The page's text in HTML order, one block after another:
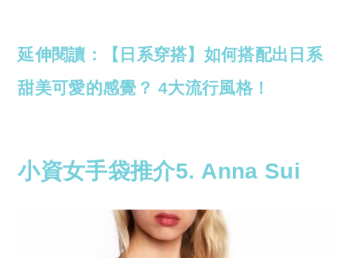
延伸閱讀：【日系穿搭】如何搭配出日系
甜美可愛的感覺？ 4大流行風格！
小資女手袋推介5. Anna Sui